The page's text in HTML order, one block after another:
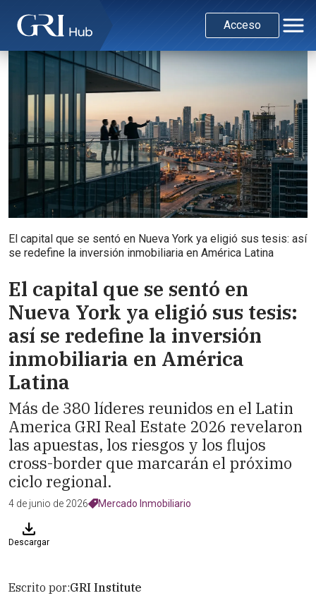
Acceso
El capital que se sentó en Nueva York ya eligió sus tesis: así
se redefine la inversión inmobiliaria en América Latina
El capital que se sentó en
Nueva York ya eligió sus tesis:
así se redefine la inversión
inmobiliaria en América
Latina
Más de 380 líderes reunidos en el Latin
America GRI Real Estate 2026 revelaron
las apuestas, los riesgos y los flujos
cross-border que marcarán el próximo
ciclo regional.
4 de junio de 2026 Mercado Inmobiliario
Descargar
Escrito por:GRI Institute